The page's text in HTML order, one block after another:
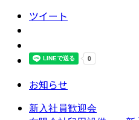
ツイート
お知らせ
新入社員歓迎会